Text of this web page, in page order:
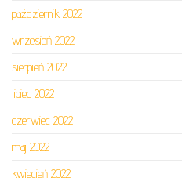
październik 2022
wrzesień 2022
sierpień 2022
lipiec 2022
czerwiec 2022
maj 2022
kwiecień 2022